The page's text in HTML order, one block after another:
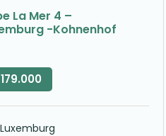
La Mer 4 –
-Kohnenhof
179.000
Luxemburg